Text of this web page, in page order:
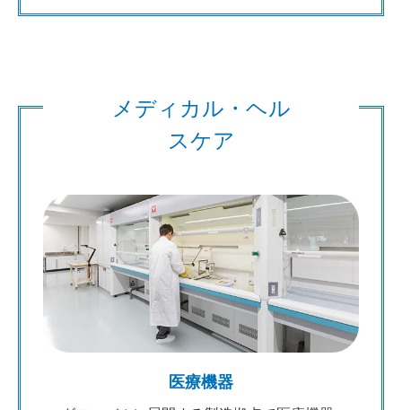
メディカル・ヘル
スケア
医療機器